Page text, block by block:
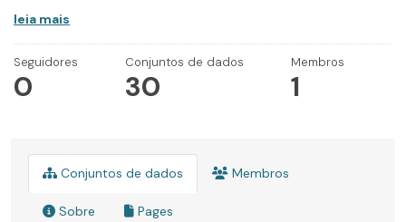
leia mais
Seguidores
0
Conjuntos de dados
30
Membros
1
Conjuntos de dados Membros
Sobre Pages